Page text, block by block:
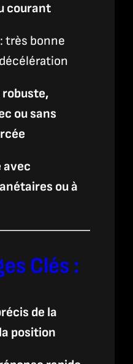
courant
: très bonne
ou sans
avec
ou à
Clés :
de la
position